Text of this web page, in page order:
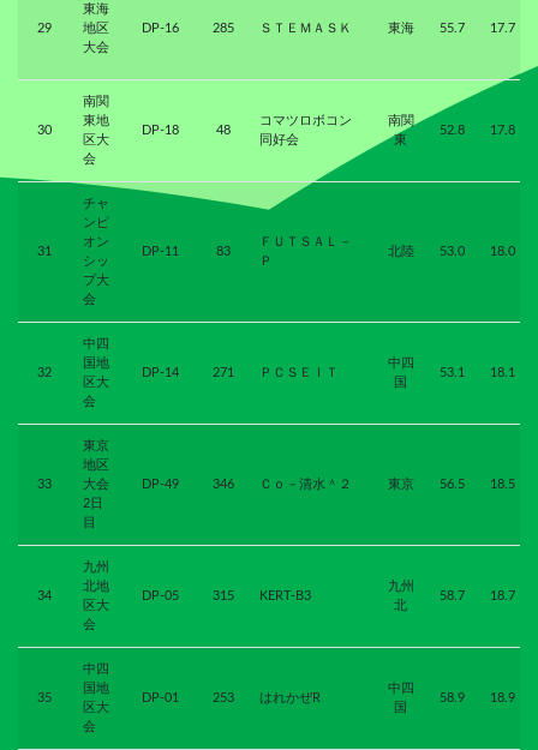
29
東海
地区
大会
DP-16 285 ＳＴＥＭＡＳＫ 東海 55.7 17.7
30
南関
東地
区大
会
DP-18 48
コマツロボコン
同好会
南関
東
52.8 17.8
31
チャ
ンピ
オン
シッ
プ大
会
DP-11 83
ＦＵＴＳＡＬ－
Ｐ
北陸 53.0 18.0
32
中四
国地
区大
会
DP-14 271 ＰＣＳＥＩＴ
中四
国
53.1 18.1
33
東京
地区
大会
2日
目
DP-49 346 Ｃｏ－清水＾２ 東京 56.5 18.5
34
九州
北地
区大
会
DP-05 315 KERT-B3
九州
北
58.7 18.7
35
中四
国地
区大
会
DP-01 253 はれかぜR
中四
国
58.9 18.9